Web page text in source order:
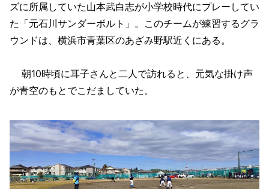
ズに所属していた山本武白志が小学校時代にプレーしてい
た「元石川サンダーボルト」。このチームが練習するグラ
ウンドは、横浜市青葉区のあざみ野駅近くにある。
朝10時頃に耳子さんと二人で訪れると、元気な掛け声
が青空のもとでこだましていた。